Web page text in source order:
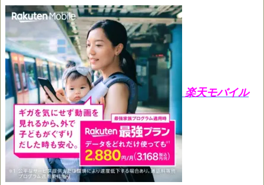
楽天モバイル